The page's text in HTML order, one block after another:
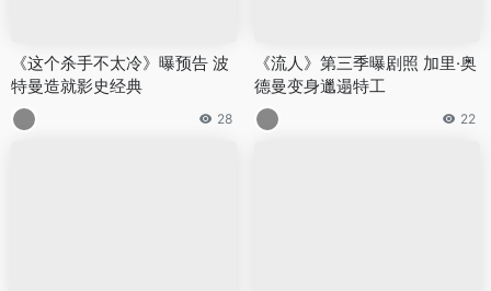
《这个杀手不太冷》曝预告 波
特曼造就影史经典
28
《流人》第三季曝剧照 加里·奥
德曼变身邋遢特工
22